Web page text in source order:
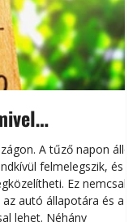
károktól
A tűző napon álló
felmelegszik, és
Ez nemcsak
autó állapotára és a
lehet. Néhány